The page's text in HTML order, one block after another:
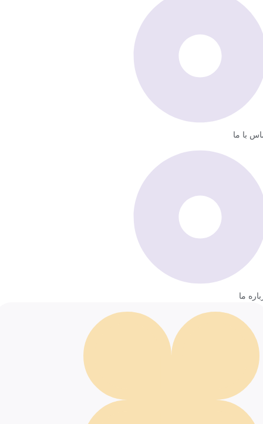
با ما
ما